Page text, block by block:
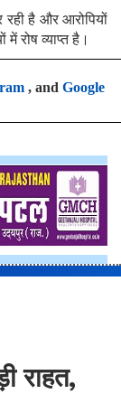
रही है और आरोपियों
रोष व्याप्त है।
, and Google
राहत,